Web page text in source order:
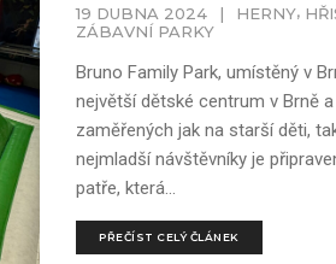
19 DUBNA 2024 | HERNY,
ZÁBAVNÍ PARKY
Bruno Family Park, umístěný v
největší dětské centrum v Brně
zaměřených jak na starší děti,
nejmladší návštěvníky je
patře, která...
PŘEČÍST CELÝ ČLÁNEK